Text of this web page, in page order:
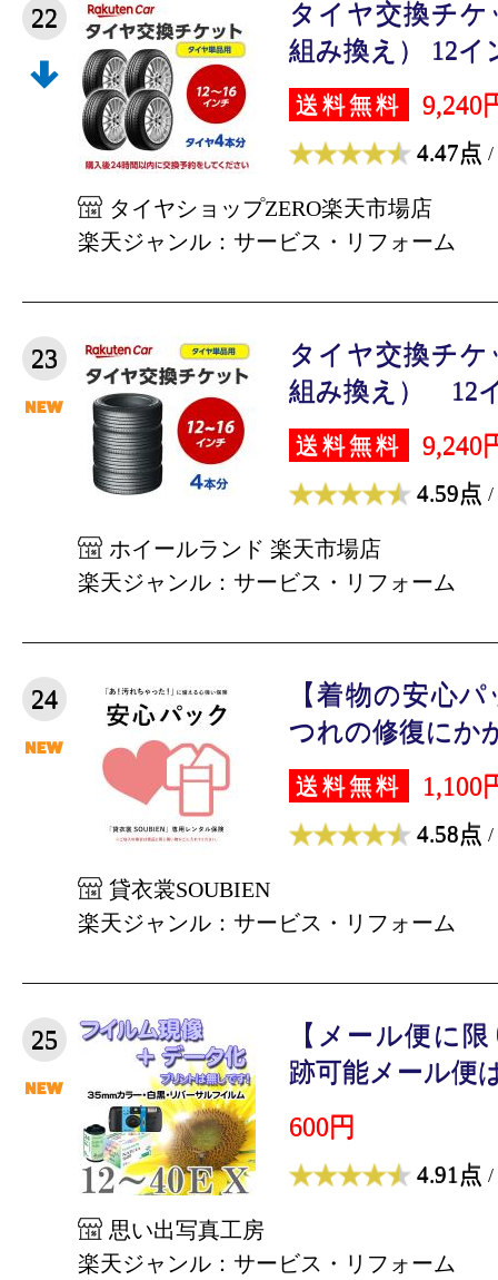
22
タイヤ交換チ
組み換え） 12イ
送料無料 9,240
4.47点 /
タイヤショップZERO楽天市場店
楽天ジャンル：サービス・リフォーム
23
タイヤ交換チ
組み換え） 12
送料無料 9,240
4.59点 /
ホイールランド 楽天市場店
楽天ジャンル：サービス・リフォーム
24
【着物の安心
つれの修復にか
送料無料 1,100
4.58点 /
貸衣裳SOUBIEN
楽天ジャンル：サービス・リフォーム
25
【メール便に
跡可能メール便
600円
4.91点 /
思い出写真工房
楽天ジャンル：サービス・リフォーム